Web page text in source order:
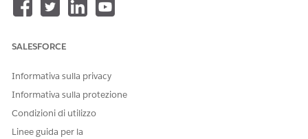
Il modulo di accettazione per questo modello acquisisce i
seguenti dettagli dal dipendente:
Metodo di consegna ordine di acquisto: Il metodo
Metodo di consegna modifica ordine di acquisto: Metodo
di acquisto.
Livello corrispondenza: Il livello di corrispondenza
richiesto tra l'ordine di acquisto e i documenti correlati.
SALESFORCE
Informativa sulla privacy
Informativa sulla protezione
Condizioni di utilizzo
Linee guida per la